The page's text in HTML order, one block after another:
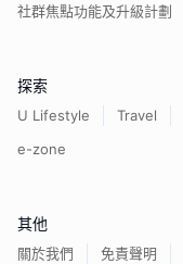
社群焦點功能及升級計劃
探索
U Lifestyle Travel
e-zone
其他
關於我們 免責聲明